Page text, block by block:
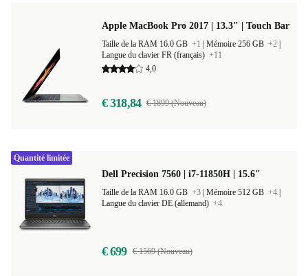
Apple MacBook Pro 2017 | 13.3" | Touch Bar
Taille de la RAM 16.0 GB +1 Mémoire 256 GB +2
Langue du clavier FR (français) +11
4,0
€ 318,84 € 1899 (Nouveau)
Dell Precision 7560 | i7-11850H | 15.6"
Taille de la RAM 16.0 GB +3 Mémoire 512 GB +4
Langue du clavier DE (allemand) +4
€ 699 € 1569 (Nouveau)
Quantité limitée